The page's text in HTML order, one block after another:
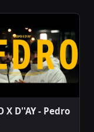
X D''AY - Pedro